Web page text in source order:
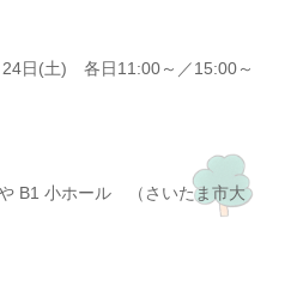
日(土) 各日11:00～／15:00～
B1 小ホール （さいたま市大